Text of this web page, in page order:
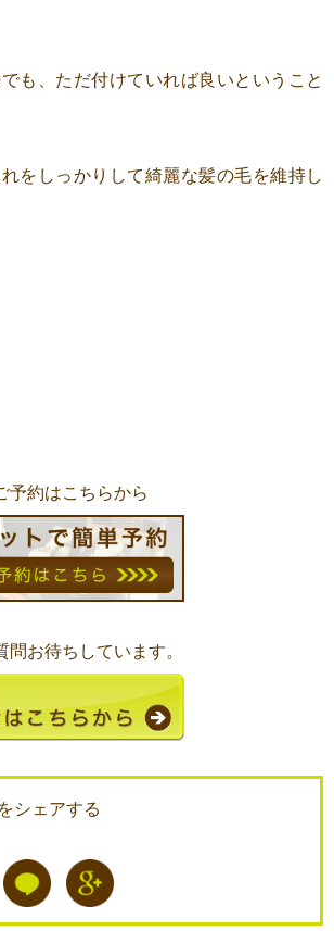
も、ただ付けていれば良いということ
をしっかりして綺麗な髪の毛を維持し
予約はこちらから
お待ちしています。
シェアする